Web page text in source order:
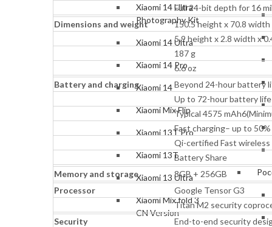
Xiaomi 14 Ultra
Photography Kit
Xiaomi 14 Ultra
Xiaomi 14 Pro
Xiaomi 14
Xiaomi Mix Flip
Xiaomi 13T Pro
Xiaomi 13T
Xiaomi 13 Ultra
Xiaomi Mix fold 3
CN Version
Full 24-bit depth for 16
Dimensions and weight
150.5 height x 70.8 width
5.9 height x 2.8 width x
187 g
6.6 oz
Battery and charging
Beyond 24-hour battery
Up to 72-hour battery
Typical 4575
Fast charging– up to
Qi-certified Fast wireless
Battery Share
Memory and storage
8GB + 256GB
Processor
Google Tensor G3
Titan M2 security
Security
End-to-end security